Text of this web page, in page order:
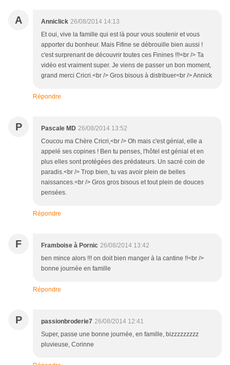
A Anniclick 26/08/2014 14:13
Et oui, vive la famille qui est là pour vous soutenir et vous
apporter du bonheur. Mais Fifine se débrouille bien aussi !
c'est surprenant de découvrir toutes ces Finines !!!<br /> Ta
vidéo est vraiment super. Je viens de passer un bon moment,
grand merci Cricri.<br /> Gros bisous à distribuer<br /> Annick
Répondre
P Pascale MD 26/08/2014 13:52
Coucou ma Chère Cricri,<br /> Oh mais c'est génial, elle a
appelé ses copines ! Ben tu penses, l'hôtel est génial et en
plus elles sont protégées des prédateurs. Un sacré coin de
paradis.<br /> Trop bien, tu vas avoir plein de belles
naissances.<br /> Gros gros bisous et tout plein de douces
pensées.
Répondre
F Framboise à Pornic 26/08/2014 13:42
ben mince alors !!! on doit bien manger à la cantine !!<br />
bonne journée en famille
Répondre
P passionbroderie7 26/08/2014 12:41
Super, passe une bonne journée, en famille, bizzzzzzzzz
pluvieuse, Corinne